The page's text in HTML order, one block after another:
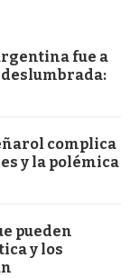
fue a
deslumbrada:
complica
y la polémica
pueden
y los